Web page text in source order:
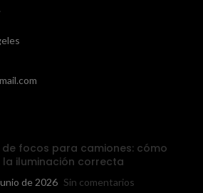
de focos para camiones: cómo
la iluminación correcta
de 2026 Sin comentarios